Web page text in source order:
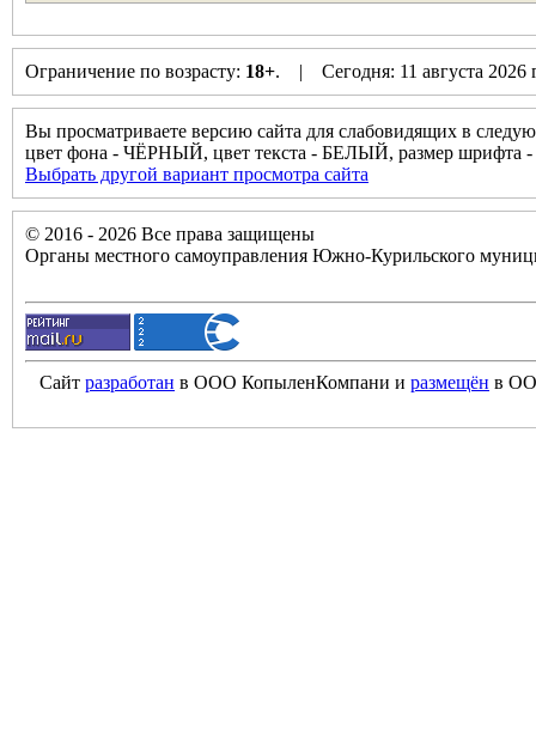
Ограничение по возрасту: 18+. | Сегодня: 11 августа
Вы просматриваете версию сайта для слабовидящих в
цвет фона - ЧЁРНЫЙ, цвет текста - БЕЛЫЙ, размер
Выбрать другой вариант просмотра сайта
© 2016 - 2026 Все права защищены
Органы местного самоуправления Южно-Курильского
Сайт разработан в ООО КопыленКомпани и размещён в